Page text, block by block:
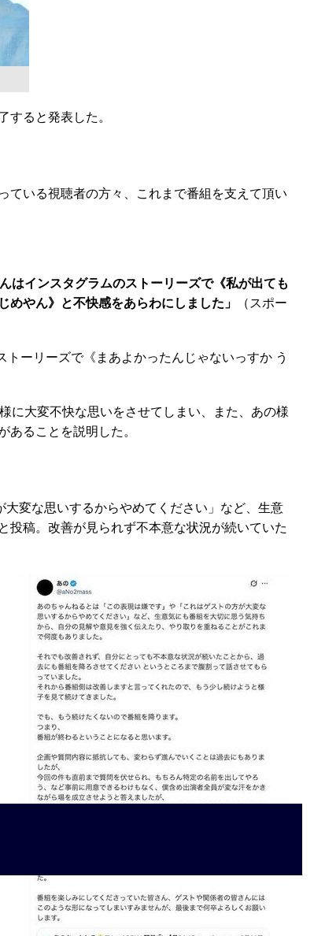
すると発表した。
いる視聴者の方々、これまで番組を支えて頂い
はインスタグラムのストーリーズで《私が出ても
やん》と不快感をあらわにしました」
（スポー
ーリーズで《まあよかったんじゃないっすか う
に大変不快な思いをさせてしまい、また、あの様
ることを説明した。
変な思いするからやめてください」など、生意
投稿。改善が見られず不本意な状況が続いていた